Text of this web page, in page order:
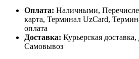
Оплата: Наличными,
карта, Терминал UzCard,
оплата
Доставка: Курьерская
Самовывоз